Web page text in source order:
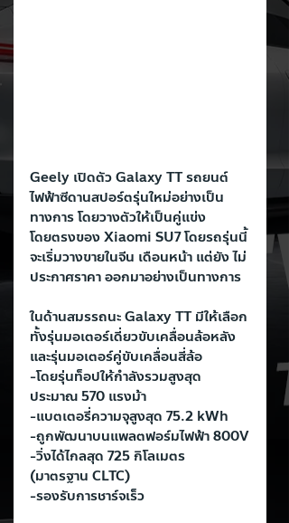
Geely เปิดตัว Galaxy TT รถยนต์
ไฟฟ้าซีดานสปอร์ตรุ่นใหม่อย่างเป็น
ทางการ โดยวางตัวให้เป็นคู่แข่ง
โดยตรงของ Xiaomi SU7 โดยรถรุ่นนี้
จะเริ่มวางขายในจีน เดือนหน้า แต่ยัง ไม่
ประกาศราคา ออกมาอย่างเป็นทางการ
ในด้านสมรรถนะ Galaxy TT มีให้เลือก
ทั้งรุ่นมอเตอร์เดี่ยวขับเคลื่อนล้อหลัง
และรุ่นมอเตอร์คู่ขับเคลื่อนสี่ล้อ
-โดยรุ่นท็อปให้กำลังรวมสูงสุด
ประมาณ 570 แรงม้า
-แบตเตอรี่ความจุสูงสุด 75.2 kWh
-ถูกพัฒนาบนแพลตฟอร์มไฟฟ้า 800V
-วิ่งได้ไกลสุด 725 กิโลเมตร
(มาตรฐาน CLTC)
-รองรับการชาร์จเร็ว